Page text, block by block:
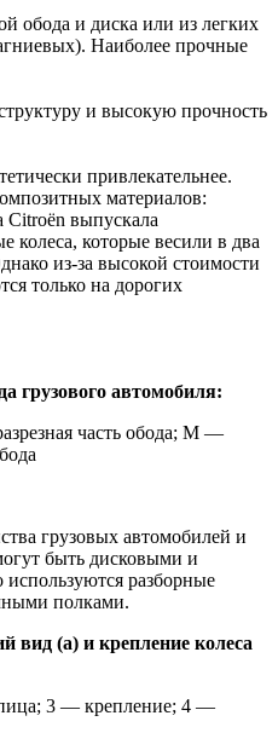
обода и диска или из легких
Наиболее прочные
и высокую прочность
привлекательнее.
материалов:
Citroёn выпускала
колеса, которые весили в два
из-за высокой стоимости
только на дорогих
грузового автомобиля:
часть обода; М —
грузовых автомобилей и
быть дисковыми и
разборные
полками.
вид (а) и крепление колеса
3 — крепление; 4 —